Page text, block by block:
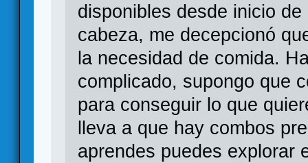
disponibles desde inicio
cabeza, me decepcionó
la necesidad de comida.
complicado, supongo que
para conseguir lo que
lleva a que hay combos
aprendes puedes explorar